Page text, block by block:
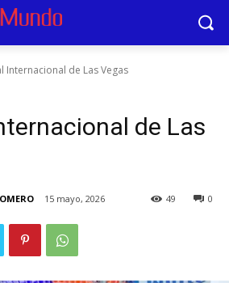
Internacional de Las Vegas
de Las
15 mayo, 2026 0
49